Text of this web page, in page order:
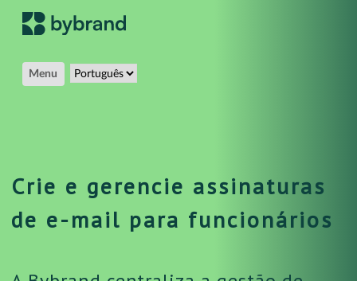
Menu
Crie e gerencie assinaturas
de e-mail para funcionários